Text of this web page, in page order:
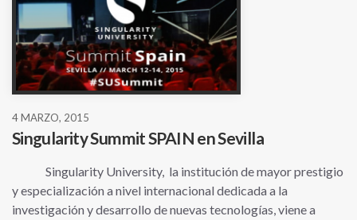
4 MARZO, 2015
Singularity Summit SPAIN en Sevilla
Singularity University, la institución de mayor prestigio
y especialización a nivel internacional dedicada a la
investigación y desarrollo de nuevas tecnologías, viene a